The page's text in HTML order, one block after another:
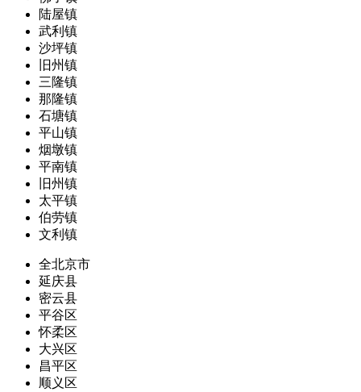
陆屋镇
武利镇
沙坪镇
旧州镇
三隆镇
那隆镇
石塘镇
平山镇
烟墩镇
平南镇
旧州镇
太平镇
伯劳镇
文利镇
全北京市
延庆县
密云县
平谷区
怀柔区
大兴区
昌平区
顺义区